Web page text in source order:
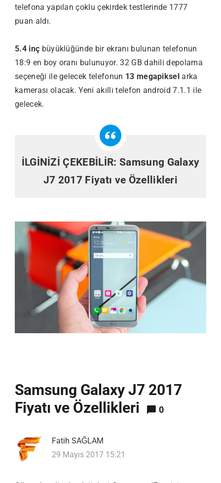
telefona yapılan çoklu çekirdek testlerinde 1777
puan aldı.
5.4 inç büyüklüğünde bir ekranı bulunan telefonun
18:9 en boy oranı bulunuyor. 32 GB dahili depolama
seçeneği ile gelecek telefonun 13 megapiksel arka
kamerası olacak. Yeni akıllı telefon android 7.1.1 ile
gelecek.
İLGİNİZİ ÇEKEBİLİR: Samsung Galaxy
J7 2017 Fiyatı ve Özellikleri
Samsung Galaxy J7 2017
Fiyatı ve Özellikleri
0
Fatih SAĞLAM
29 Mayıs 2017 15:21